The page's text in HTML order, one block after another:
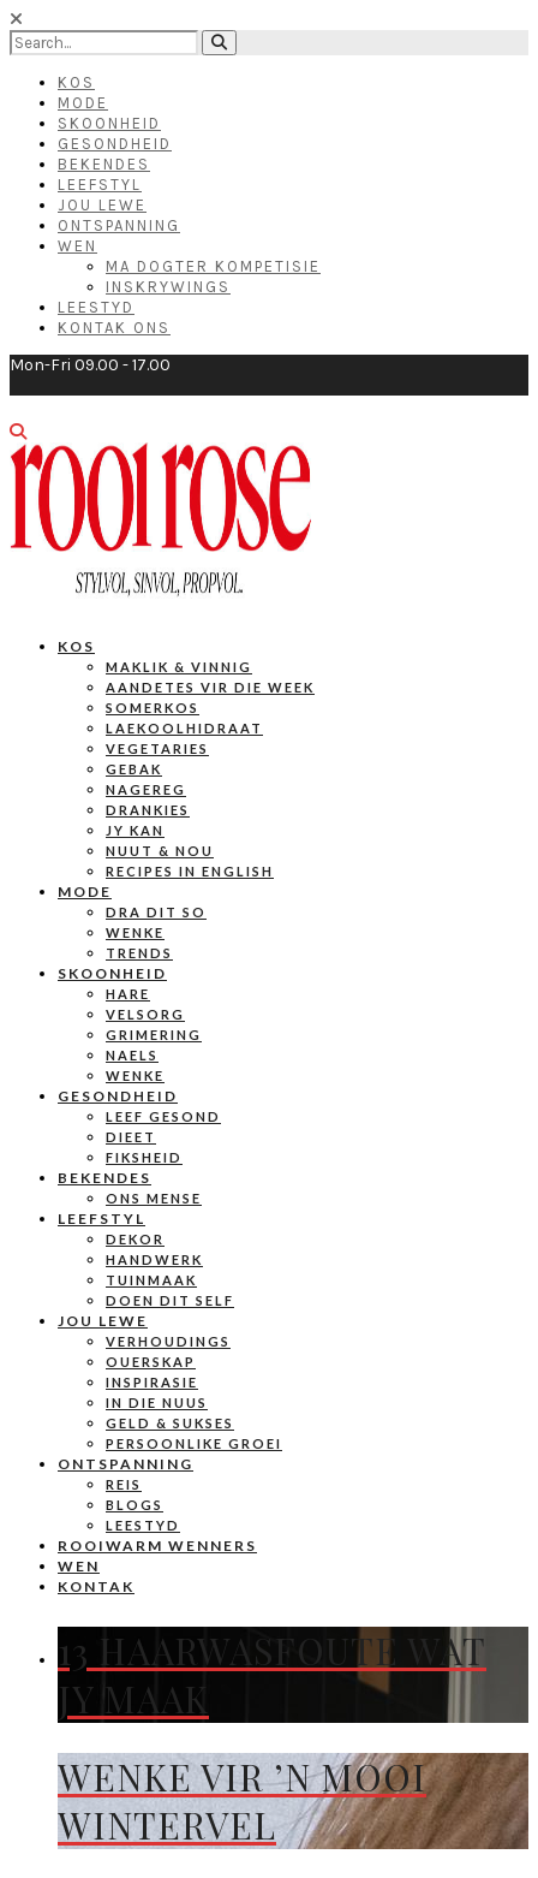
KOS
MODE
SKOONHEID
GESONDHEID
BEKENDES
LEEFSTYL
JOU LEWE
ONTSPANNING
WEN
MA DOGTER KOMPETISIE
INSKRYWINGS
LEESTYD
KONTAK ONS
Mon-Fri 09.00 - 17.00
KOS
MAKLIK & VINNIG
AANDETES VIR DIE WEEK
SOMERKOS
LAEKOOLHIDRAAT
VEGETARIES
GEBAK
NAGEREG
DRANKIES
JY KAN
NUUT & NOU
RECIPES IN ENGLISH
MODE
DRA DIT SO
WENKE
TRENDS
SKOONHEID
HARE
VELSORG
GRIMERING
NAELS
WENKE
GESONDHEID
LEEF GESOND
DIEET
FIKSHEID
BEKENDES
ONS MENSE
LEEFSTYL
DEKOR
HANDWERK
TUINMAAK
DOEN DIT SELF
JOU LEWE
VERHOUDINGS
OUERSKAP
INSPIRASIE
IN DIE NUUS
GELD & SUKSES
PERSOONLIKE GROEI
ONTSPANNING
REIS
BLOGS
LEESTYD
ROOIWARM WENNERS
WEN
KONTAK
13 HAARWASFOUTE WAT
JY MAAK
WENKE VIR ’N MOOI
WINTERVEL